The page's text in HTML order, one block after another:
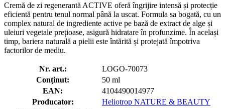
Cremă de zi regenerantă ACTIVE oferă îngrijire intensă și protecție
eficientă pentru tenul normal până la uscat. Formula sa bogată, cu un
complex natural de ingrediente active pe bază de extract de alge și
uleiuri vegetale prețioase, asigură hidratare în profunzime. În același
timp, bariera naturală a pielii este întărită și protejată împotriva
factorilor de mediu.
Nr. art.:
LOGO-70073
Conținut:
50 ml
EAN:
4104490014977
Producator:
Heliotrop NATURE & BEAUTY